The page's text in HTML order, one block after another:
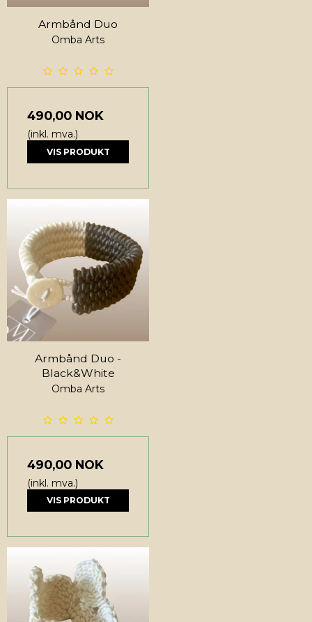
Armbånd Duo
Omba Arts
490,00 NOK
(inkl. mva.)
VIS PRODUKT
Armbånd Duo -
Black&White
Omba Arts
490,00 NOK
(inkl. mva.)
VIS PRODUKT